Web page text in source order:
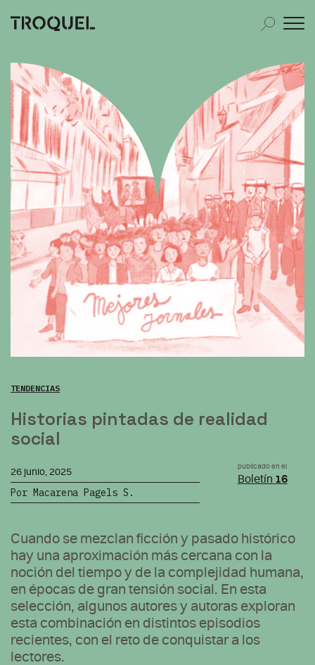
TENDENCIAS
Historias pintadas de realidad
social
26 junio, 2025
Por Macarena Pagels S.
publicado en el
Boletín 16
Cuando se mezclan ficción y pasado histórico
hay una aproximación más cercana con la
noción del tiempo y de la complejidad humana,
en épocas de gran tensión social. En esta
selección, algunos autores y autoras exploran
esta combinación en distintos episodios
recientes, con el reto de conquistar a los
lectores.